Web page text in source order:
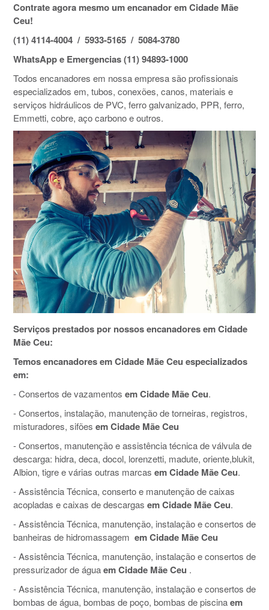
Contrate agora mesmo um encanador em Cidade Mãe
Ceu!
(11) 4114-4004 / 5933-5165 / 5084-3780
WhatsApp e Emergencias (11) 94893-1000
Todos encanadores em nossa empresa são profissionais
especializados em, tubos, conexões, canos, materiais e
serviços hidráulicos de PVC, ferro galvanizado, PPR, ferro,
Emmetti, cobre, aço carbono e outros.
Serviços prestados por nossos encanadores em Cidade
Mãe Ceu:
Temos encanadores em Cidade Mãe Ceu especializados
em:
- Consertos de vazamentos em Cidade Mãe Ceu.
- Consertos, instalação, manutenção de torneiras, registros,
misturadores, sifões em Cidade Mãe Ceu
- Consertos, manutenção e assistência técnica de válvula de
descarga: hidra, deca, docol, lorenzetti, madute, oriente,blukit,
Albion, tigre e várias outras marcas em Cidade Mãe Ceu.
- Assistência Técnica, conserto e manutenção de caixas
acopladas e caixas de descargas em Cidade Mãe Ceu.
- Assistência Técnica, manutenção, instalação e consertos de
banheiras de hidromassagem em Cidade Mãe Ceu
- Assistência Técnica, manutenção, instalação e consertos de
pressurizador de águaem Cidade Mãe Ceu .
- Assistência Técnica, manutenção, instalação e consertos de
bombas de água, bombas de poço, bombas de piscinaem